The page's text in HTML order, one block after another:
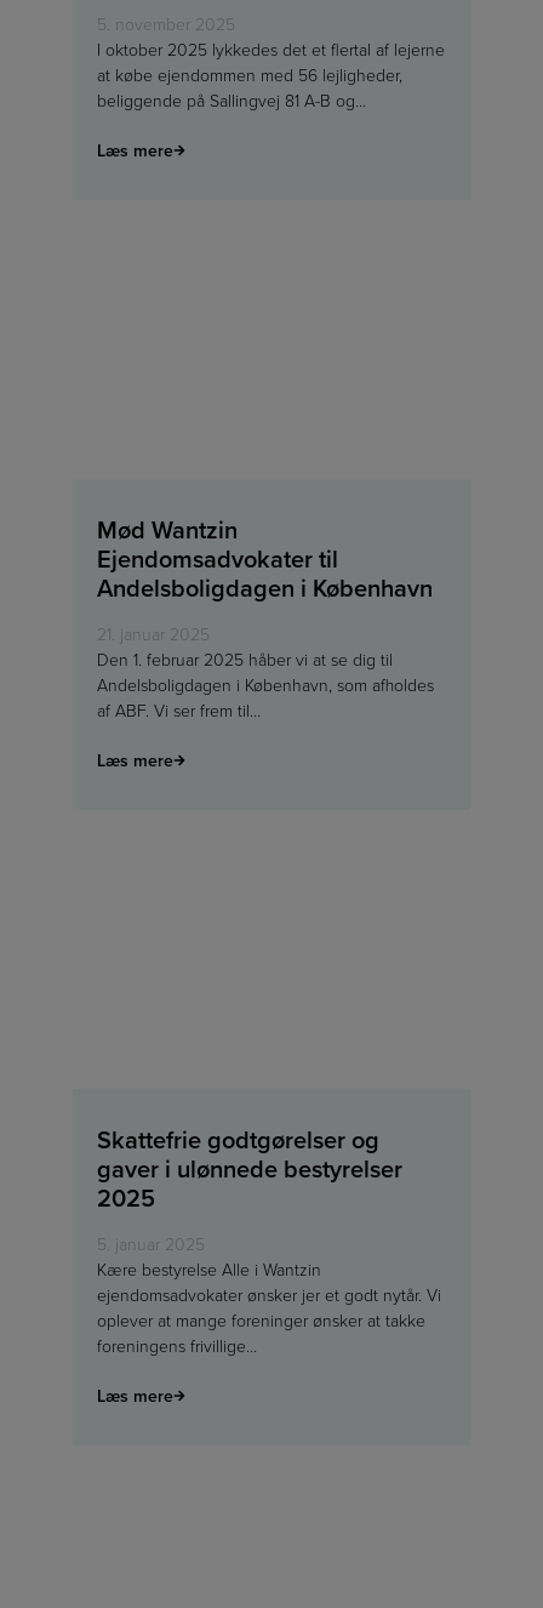
5. november 2025
I oktober 2025 lykkedes det et flertal af lejerne
at købe ejendommen med 56 lejligheder,
beliggende på Sallingvej 81 A-B og…
Læs mere
Mød Wantzin
Ejendomsadvokater til
Andelsboligdagen i København
21. januar 2025
Den 1. februar 2025 håber vi at se dig til
Andelsboligdagen i København, som afholdes
af ABF. Vi ser frem til…
Læs mere
Skattefrie godtgørelser og
gaver i ulønnede bestyrelser
2025
5. januar 2025
Kære bestyrelse Alle i Wantzin
ejendomsadvokater ønsker jer et godt nytår. Vi
oplever at mange foreninger ønsker at takke
foreningens frivillige…
Læs mere